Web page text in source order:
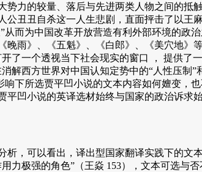
力的较量、落后与先进两类人物之间的抵
丑丑自杀这一人生悲剧，直面抨击了以
而为中国改革开放营造有利外部环境的政
雨》、《五魁》、《白郎》、《美穴地
了一个透视当下社会现实的窗口 ， 提供了
解西方世界对中国认知定势中的“人性压制
响下所选贾平凹小说的文本内容如何嬗变
凹小说的英译选材始终与国家的政治诉求
可以看出，译出型国家翻译实践下的文
力极强的角色”（王焱 153），文本可选与